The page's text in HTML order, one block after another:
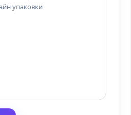
упаковки